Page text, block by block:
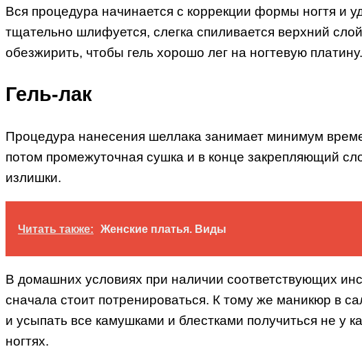
Вся процедура начинается с коррекции формы ногтя и
тщательно шлифуется, слегка спиливается верхний
обезжирить, чтобы гель хорошо лег на ногтевую платину.
Гель-лак
Процедура нанесения шеллака занимает минимум
потом промежуточная сушка и в конце закрепляющий
излишки.
Читать также: Женские платья. Виды
В домашних условиях при наличии соответствующих
сначала стоит потренироваться. К тому же маникюр в
и усыпать все камушками и блестками получиться не у
ногтях.